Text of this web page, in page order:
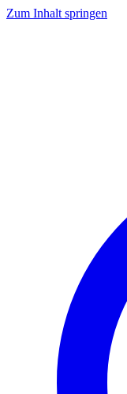
Zum Inhalt springen